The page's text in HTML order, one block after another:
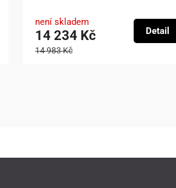
není skladem
14 234 Kč
14 983 Kč
Detail